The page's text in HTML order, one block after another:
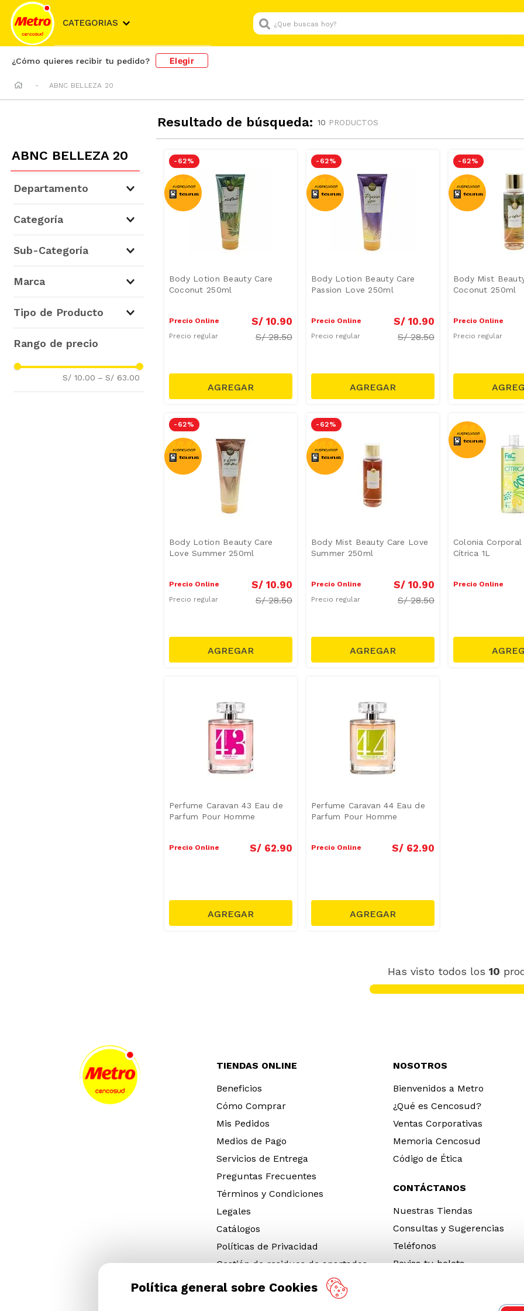
CATEGORIAS
¿Que buscas hoy?
¿Cómo quieres recibir tu pedido? Elegir
ABNC BELLEZA 20
Resultado de búsqueda: 10 PRODUCTOS
ABNC BELLEZA 20
Departamento
Categoría
Cuidado Facial y Corporal
Sub-Categoría
Marca
Tipo de Producto
Eau de Parfum
S/ 10.00 – S/ 63.00
- 62 %
Body Lotion Beauty Care
Coconut 250ml
Precio Online S/ 10.90
Precio regular S/28.50
- 62 %
Body Lotion Beauty Care
Passion Love 250ml
Precio Online S/ 10.90
Precio regular S/28.50
- 62 %
Body Mist
Coconut 250ml
Precio Online
Precio regular
- 62 %
Body Lotion Beauty Care
Love Summer 250ml
Precio Online S/ 10.90
Precio regular S/28.50
- 62 %
Body Mist Beauty Care Love
Summer 250ml
Precio Online S/ 10.90
Precio regular S/28.50
Colonia Corporal
Cítrica 1L
Precio Online
Perfume Caravan 43 Eau de
Parfum Pour Homme
Precio Online S/ 62.90
Perfume Caravan 44 Eau de
Parfum Pour Homme
Precio Online S/ 62.90
Has visto todos los10
TIENDAS ONLINE
Beneficios
Cómo Comprar
Mis Pedidos
Medios de Pago
Servicios de Entrega
Preguntas Frecuentes
Términos y Condiciones
Legales
Catálogos
Políticas de Privacidad
Gestión de residuos de apartados
Gestión de Neumáticos Fuera de Uso
NOSOTROS
Bienvenidos a Metro
¿Qué es Cencosud?
Ventas Corporativas
Memoria Cencosud
Código de Ética
CONTÁCTANOS
Nuestras Tiendas
Consultas y Sugerencias
Teléfonos
Revisa tu boleta
Política general sobre Cookies